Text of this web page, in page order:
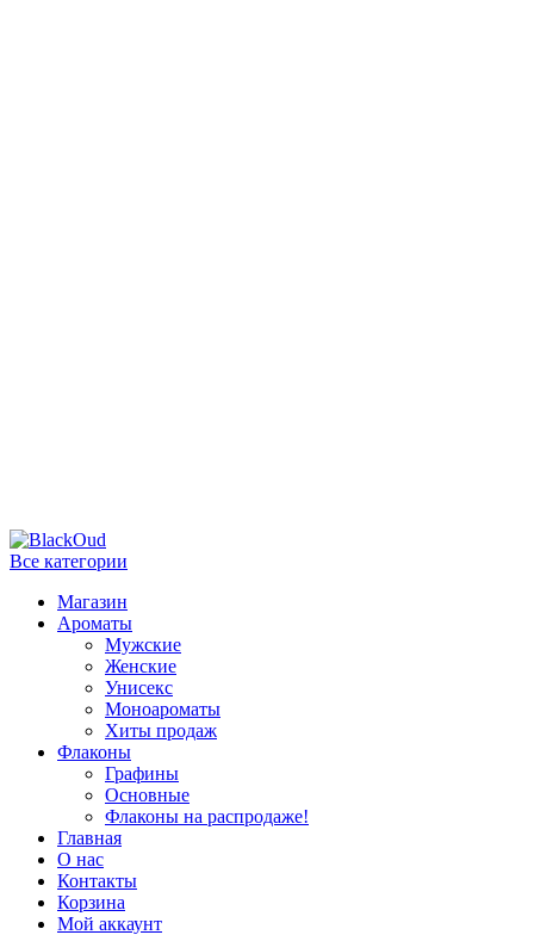
Все категории
Магазин
Ароматы
Мужские
Женские
Унисекс
Моноароматы
Хиты продаж
Флаконы
Графины
Основные
Флаконы на распродаже!
Главная
О нас
Контакты
Корзина
Мой аккаунт